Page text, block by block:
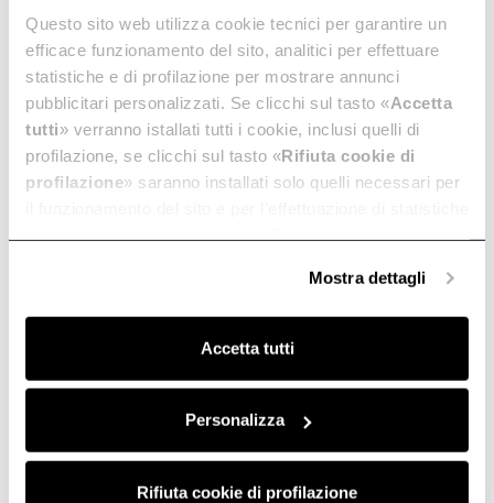
Questo sito web utilizza cookie tecnici per garantire un
efficace funzionamento del sito, analitici per effettuare
statistiche e di profilazione per mostrare annunci
pubblicitari personalizzati. Se clicchi sul tasto «Accetta
tutti» verranno istallati tutti i cookie, inclusi quelli di
profilazione, se clicchi sul tasto «Rifiuta cookie di
profilazione» saranno installati solo quelli necessari per
anonime, mentre se clicchi su «Personalizza», potrai
Clicca quiper visualizzare la cookie policy.
Mostra dettagli
Accetta tutti
Personalizza
Rifiuta cookie di profilazione
CT35 Pro
Ankastre